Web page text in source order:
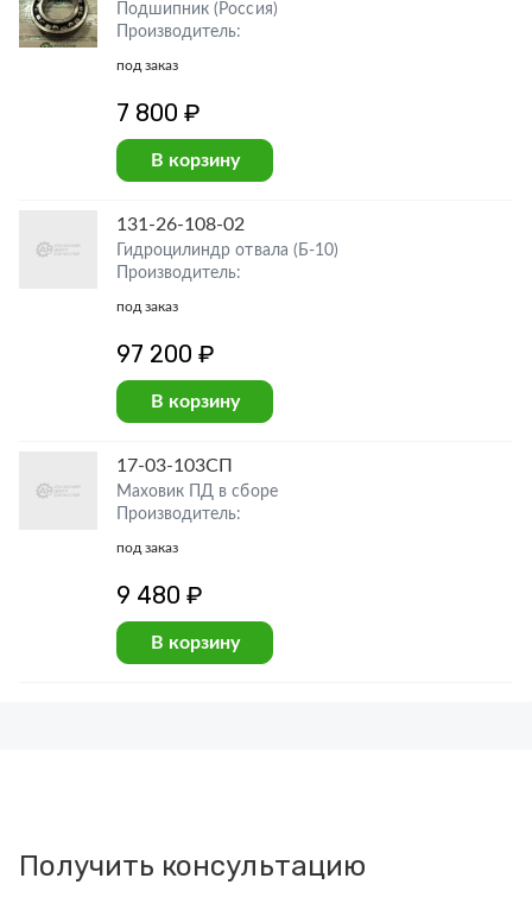
Подшипник (Россия)
Производитель:
под заказ
7 800 ₽
В корзину
131-26-108-02
Гидроцилиндр отвала (Б-10)
Производитель:
под заказ
97 200 ₽
В корзину
17-03-103СП
Маховик ПД в сборе
Производитель:
под заказ
9 480 ₽
В корзину
Получить консультацию